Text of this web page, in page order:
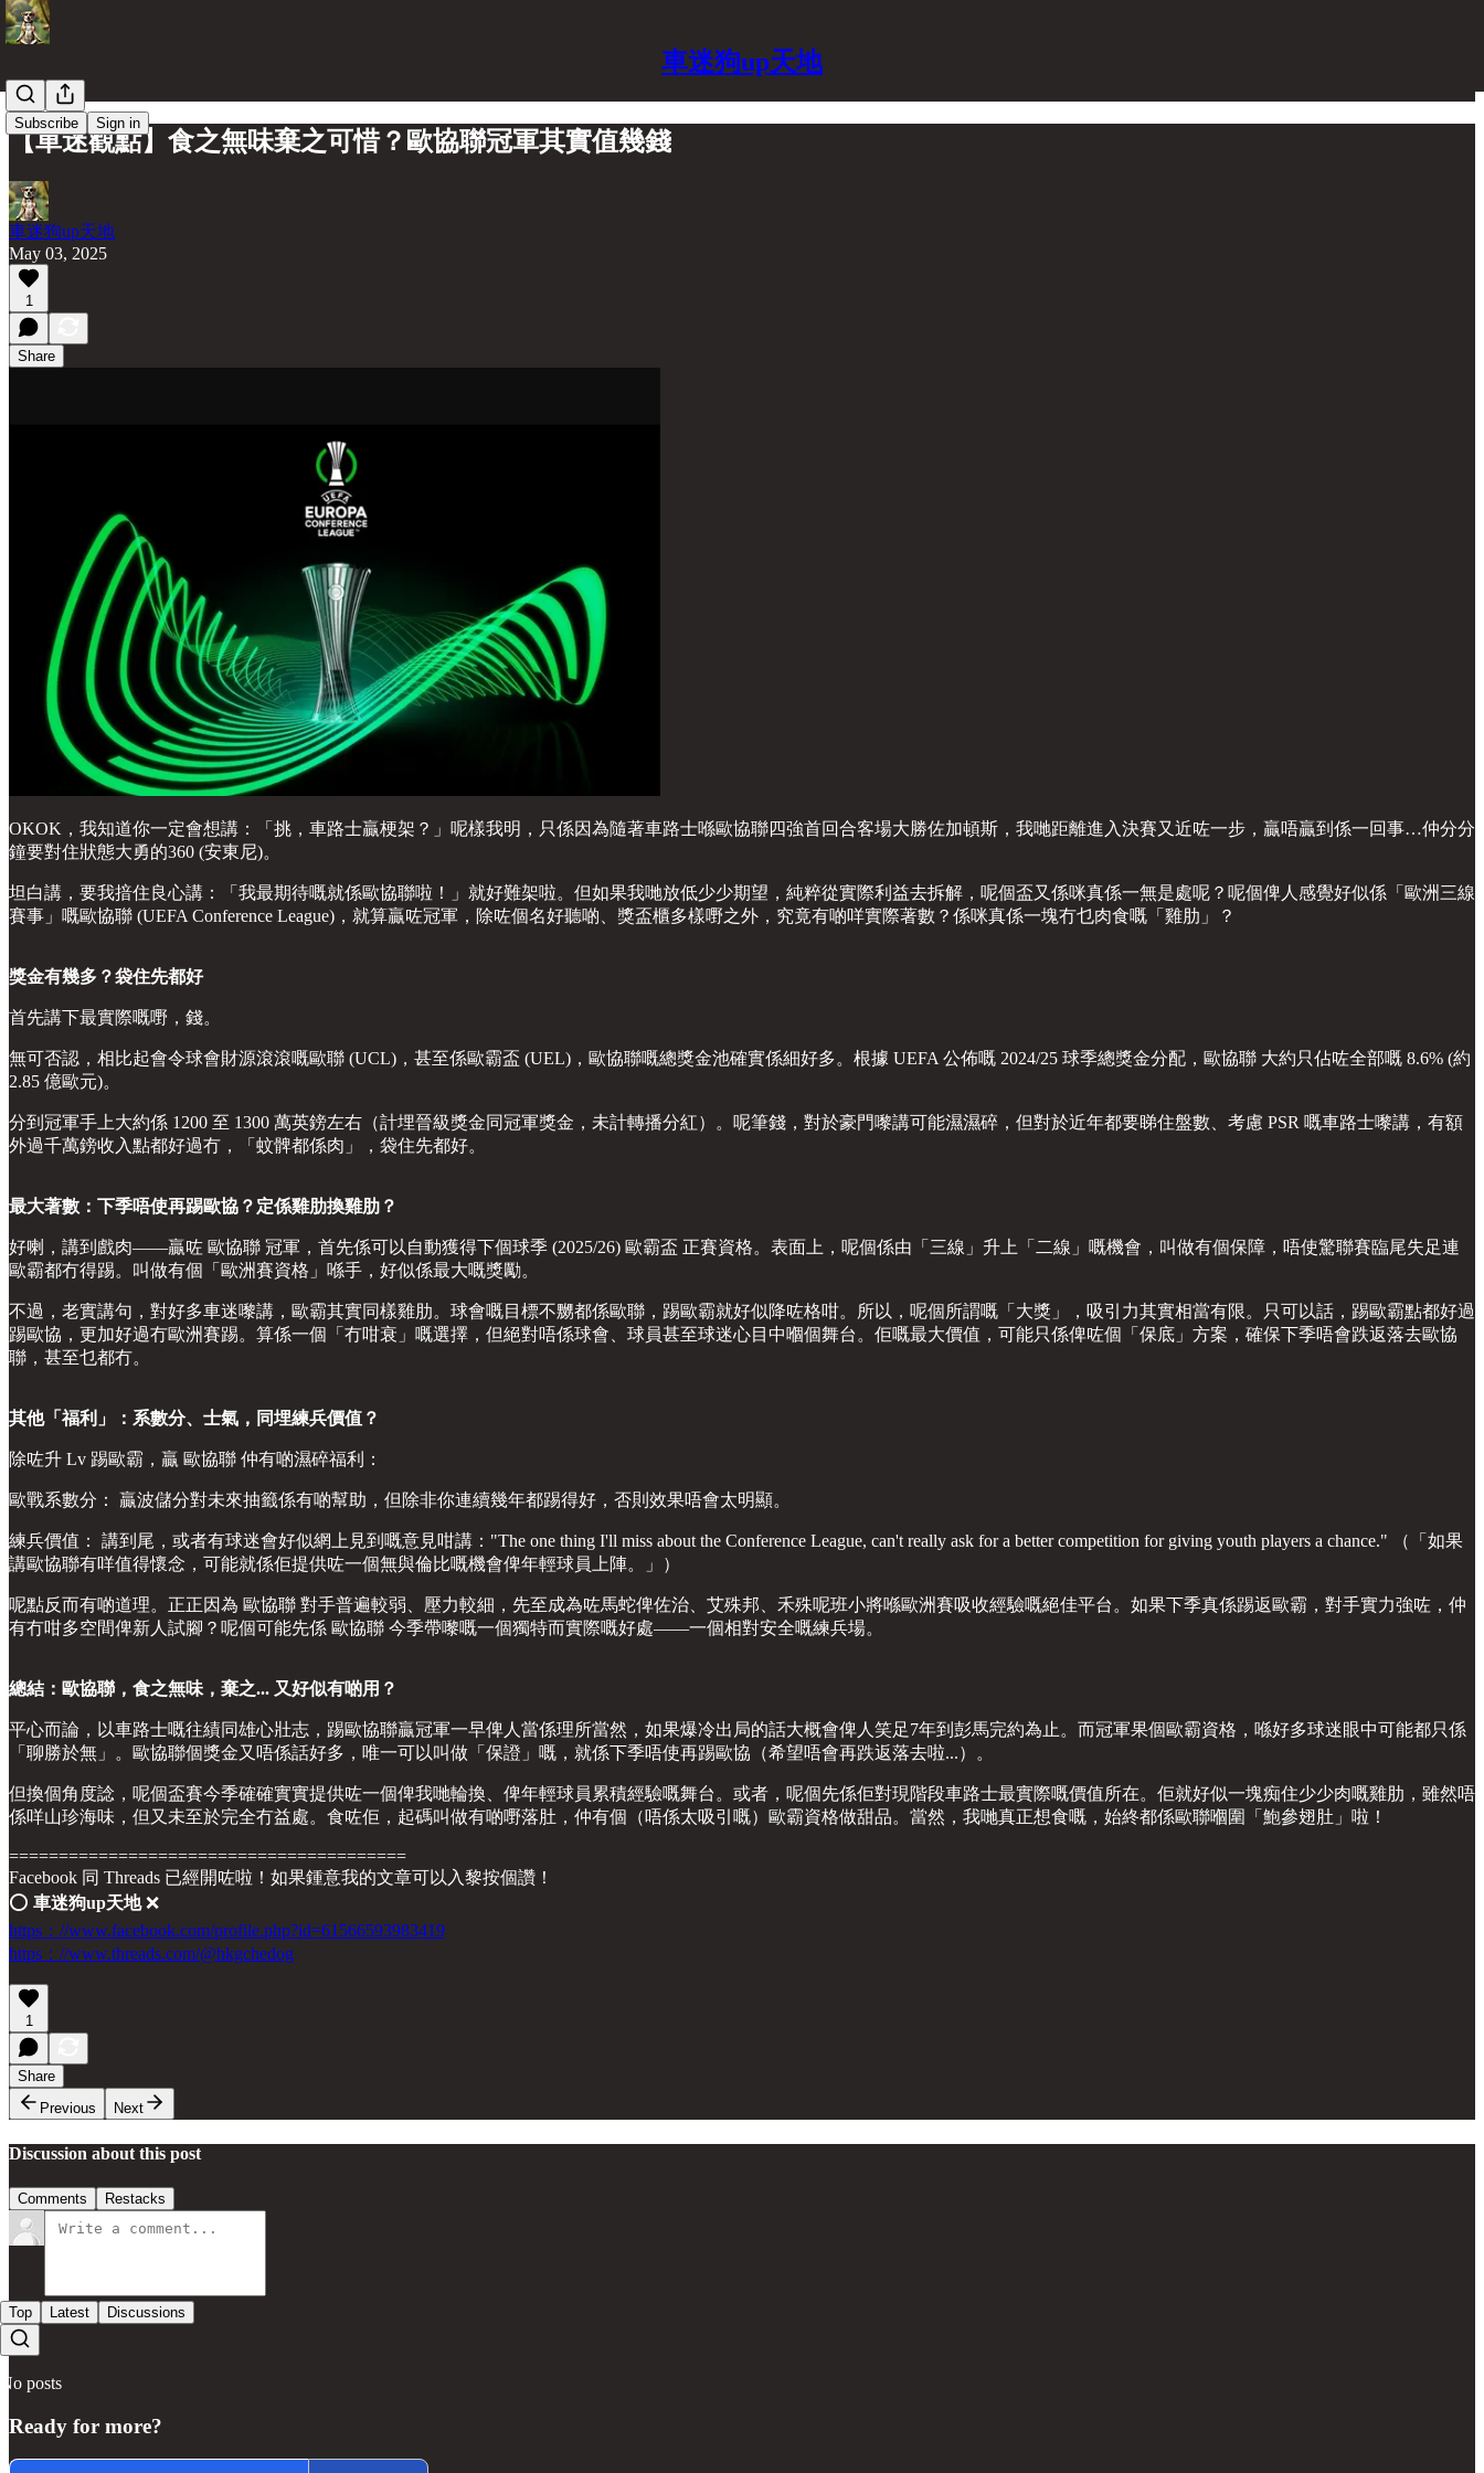
車迷狗up天地
Subscribe Sign in
【車迷觀點】食之無味棄之可惜？歐協聯冠軍其實值幾錢
車迷狗up天地
May 03, 2025
1
Share
OKOK，我知道你一定會想講：「挑，車路士贏梗架？」呢樣我明，只係因為隨著車路士喺歐協聯四強首回合客場大勝佐加頓斯，我哋距離進入決賽又近咗一步，贏唔贏到係一回事…仲分分
鐘要對住狀態大勇的360 (安東尼)。
坦白講，要我揞住良心講：「我最期待嘅就係歐協聯啦！」就好難架啦。但如果我哋放低少少期望，純粹從實際利益去拆解，呢個盃又係咪真係一無是處呢？呢個俾人感覺好似係「歐洲三線
賽事」嘅歐協聯 (UEFA Conference League)，就算贏咗冠軍，除咗個名好聽啲、獎盃櫃多樣嘢之外，究竟有啲咩實際著數？係咪真係一塊冇乜肉食嘅「雞肋」？
獎金有幾多？袋住先都好
首先講下最實際嘅嘢，錢。
無可否認，相比起會令球會財源滾滾嘅歐聯 (UCL)，甚至係歐霸盃 (UEL)，歐協聯嘅總獎金池確實係細好多。根據 UEFA 公佈嘅 2024/25 球季總獎金分配，歐協聯 大約只佔咗全部嘅 8.6% (約
2.85 億歐元)。
分到冠軍手上大約係 1200 至 1300 萬英鎊左右（計埋晉級獎金同冠軍獎金，未計轉播分紅）。呢筆錢，對於豪門嚟講可能濕濕碎，但對於近年都要睇住盤數、考慮 PSR 嘅車路士嚟講，有額
外過千萬鎊收入點都好過冇，「蚊髀都係肉」，袋住先都好。
最大著數：下季唔使再踢歐協？定係雞肋換雞肋？
好喇，講到戲肉——贏咗 歐協聯 冠軍，首先係可以自動獲得下個球季 (2025/26) 歐霸盃 正賽資格。表面上，呢個係由「三線」升上「二線」嘅機會，叫做有個保障，唔使驚聯賽臨尾失足連
歐霸都冇得踢。叫做有個「歐洲賽資格」喺手，好似係最大嘅獎勵。
不過，老實講句，對好多車迷嚟講，歐霸其實同樣雞肋。球會嘅目標不嬲都係歐聯，踢歐霸就好似降咗格咁。所以，呢個所謂嘅「大獎」，吸引力其實相當有限。只可以話，踢歐霸點都好過
踢歐協，更加好過冇歐洲賽踢。算係一個「冇咁衰」嘅選擇，但絕對唔係球會、球員甚至球迷心目中嗰個舞台。佢嘅最大價值，可能只係俾咗個「保底」方案，確保下季唔會跌返落去歐協
聯，甚至乜都冇。
其他「福利」：系數分、士氣，同埋練兵價值？
除咗升 Lv 踢歐霸，贏 歐協聯 仲有啲濕碎福利：
歐戰系數分： 贏波儲分對未來抽籤係有啲幫助，但除非你連續幾年都踢得好，否則效果唔會太明顯。
練兵價值： 講到尾，或者有球迷會好似網上見到嘅意見咁講："The one thing I'll miss about the Conference League, can't really ask for a better competition for giving youth players a chance." （「如果
講歐協聯有咩值得懷念，可能就係佢提供咗一個無與倫比嘅機會俾年輕球員上陣。」）
呢點反而有啲道理。正正因為 歐協聯 對手普遍較弱、壓力較細，先至成為咗馬蛇俾佐治、艾殊邦、禾殊呢班小將喺歐洲賽吸收經驗嘅絕佳平台。如果下季真係踢返歐霸，對手實力強咗，仲
有冇咁多空間俾新人試腳？呢個可能先係 歐協聯 今季帶嚟嘅一個獨特而實際嘅好處——一個相對安全嘅練兵場。
總結：歐協聯，食之無味，棄之... 又好似有啲用？
平心而論，以車路士嘅往績同雄心壯志，踢歐協聯贏冠軍一早俾人當係理所當然，如果爆冷出局的話大概會俾人笑足7年到彭馬完約為止。而冠軍果個歐霸資格，喺好多球迷眼中可能都只係
「聊勝於無」。歐協聯個獎金又唔係話好多，唯一可以叫做「保證」嘅，就係下季唔使再踢歐協（希望唔會再跌返落去啦...）。
但換個角度諗，呢個盃賽今季確確實實提供咗一個俾我哋輪換、俾年輕球員累積經驗嘅舞台。或者，呢個先係佢對現階段車路士最實際嘅價值所在。佢就好似一塊痴住少少肉嘅雞肋，雖然唔
係咩山珍海味，但又未至於完全冇益處。食咗佢，起碼叫做有啲嘢落肚，仲有個（唔係太吸引嘅）歐霸資格做甜品。當然，我哋真正想食嘅，始終都係歐聯嗰圍「鮑參翅肚」啦！
========================================
Facebook 同 Threads 已經開咗啦！如果鍾意我的文章可以入黎按個讚！
⭕️ 車迷狗up天地❌
https：//www.facebook.com/profile.php?id=61566593983419
https：//www.threads.com/@hkgchedog
1
Share
Previous
Next
Discussion about this post
Comments Restacks
Top Latest Discussions
No posts
Ready for more?